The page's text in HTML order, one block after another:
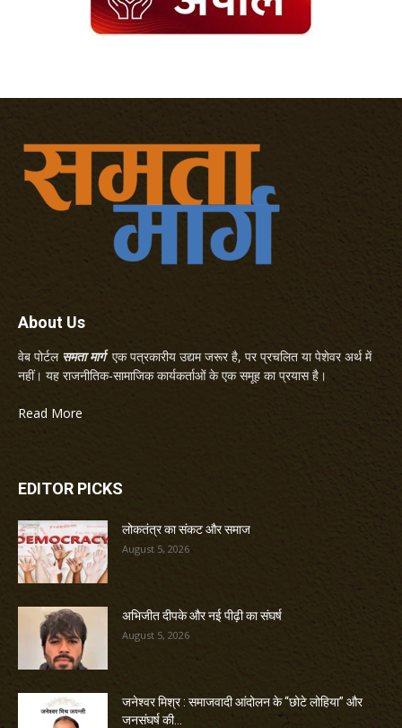
About Us
वेब पोर्टल समता मार्गएक पत्रकारीय उद्यम जरूर है, पर प्रचलित या पेशेवर अर्थ में
नहीं। यह राजनीतिक-सामाजिक कार्यकर्ताओं के एक समूह का प्रयास है।
Read More
EDITOR PICKS
लोकतंत्र का संकट और समाज
August 5, 2026
अभिजीत दीपके और नई पीढ़ी का संघर्ष
August 5, 2026
जनेश्वर मिश्र : समाजवादी आंदोलन के “छोटे लोहिया” और
जनसंघर्ष की...